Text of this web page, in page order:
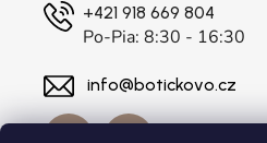
+421 918 669 804
Po-Pia: 8:30 - 16:30
info@botickovo.cz